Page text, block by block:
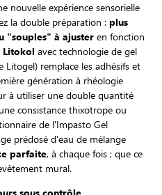
nouvelle expérience sensorielle
la double préparation : plus
"souples" à ajuster en fonction
Litokol avec technologie de gel
remplace les adhésifs et
génération à rhéologie
à utiliser une double quantité
consistance thixotrope ou
de l'Impasto Gel
prédosé d'eau de mélange
parfaite, à chaque fois ; que ce
mural.